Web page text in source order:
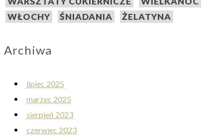
WŁOCHY
ŚNIADANIA ŻELATYNA
Archiwa
lipiec 2025
marzec 2025
sierpień 2023
czerwiec 2023